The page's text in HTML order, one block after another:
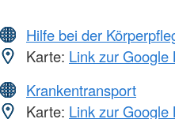
Hilfe bei der
Karte: Link zur Google
Krankentransport
Karte: Link zur Google